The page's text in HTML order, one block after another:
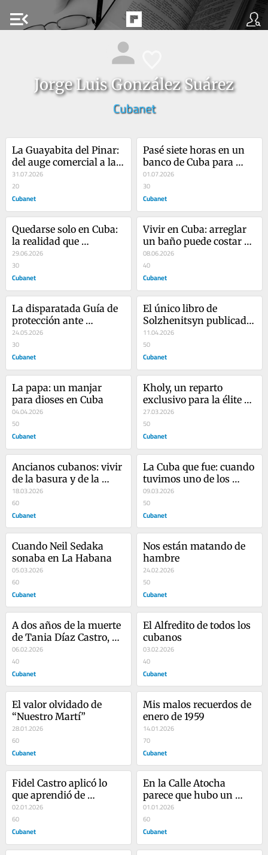
menu_open
Jorge Luis González Suárez
Cubanet
La Guayabita del Pinar:
del auge comercial a la
intervención castrista
31.07.2026
20
Cubanet
Pasé siete horas en un
banco de Cuba para
cobrar una jubilación de
cinco dólares
01.07.2026
30
Cubanet
Quedarse solo en Cuba:
la realidad que
enfrentan miles de
adultos mayores
29.06.2026
30
Cubanet
Vivir en Cuba: arreglar
un baño puede costar
años de jubilación
08.06.2026
40
Cubanet
La disparatada Guía de
protección ante
agresión militar
24.05.2026
30
Cubanet
El único libro de
Solzhenitsyn publicado
en Cuba
11.04.2026
50
Cubanet
La papa: un manjar
para dioses en Cuba
04.04.2026
50
Cubanet
Kholy, un reparto
exclusivo para la élite
castrista
27.03.2026
50
Cubanet
Ancianos cubanos: vivir
de la basura y de la
caridad
18.03.2026
60
Cubanet
La Cuba que fue: cuando
tuvimos uno de los
mejores calzados del
continente
09.03.2026
50
Cubanet
Cuando Neil Sedaka
sonaba en La Habana
05.03.2026
60
Cubanet
Nos están matando de
hambre
24.02.2026
50
Cubanet
A dos años de la muerte
de Tania Díaz Castro,
voz imprescindible de la
disidencia cubana
06.02.2026
40
Cubanet
El Alfredito de todos los
cubanos
03.02.2026
40
Cubanet
El valor olvidado de
“Nuestro Martí”
28.01.2026
60
Cubanet
Mis malos recuerdos de
enero de 1959
14.01.2026
70
Cubanet
Fidel Castro aplicó lo
que aprendió de
Maquiavelo
02.01.2026
60
Cubanet
En la Calle Atocha
parece que hubo un
terremoto
01.01.2026
60
Cubanet